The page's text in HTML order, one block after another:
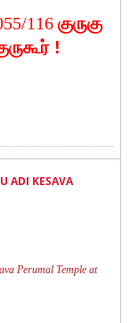
116 குருகு
!
ADI KESAVA
Perumal Temple at